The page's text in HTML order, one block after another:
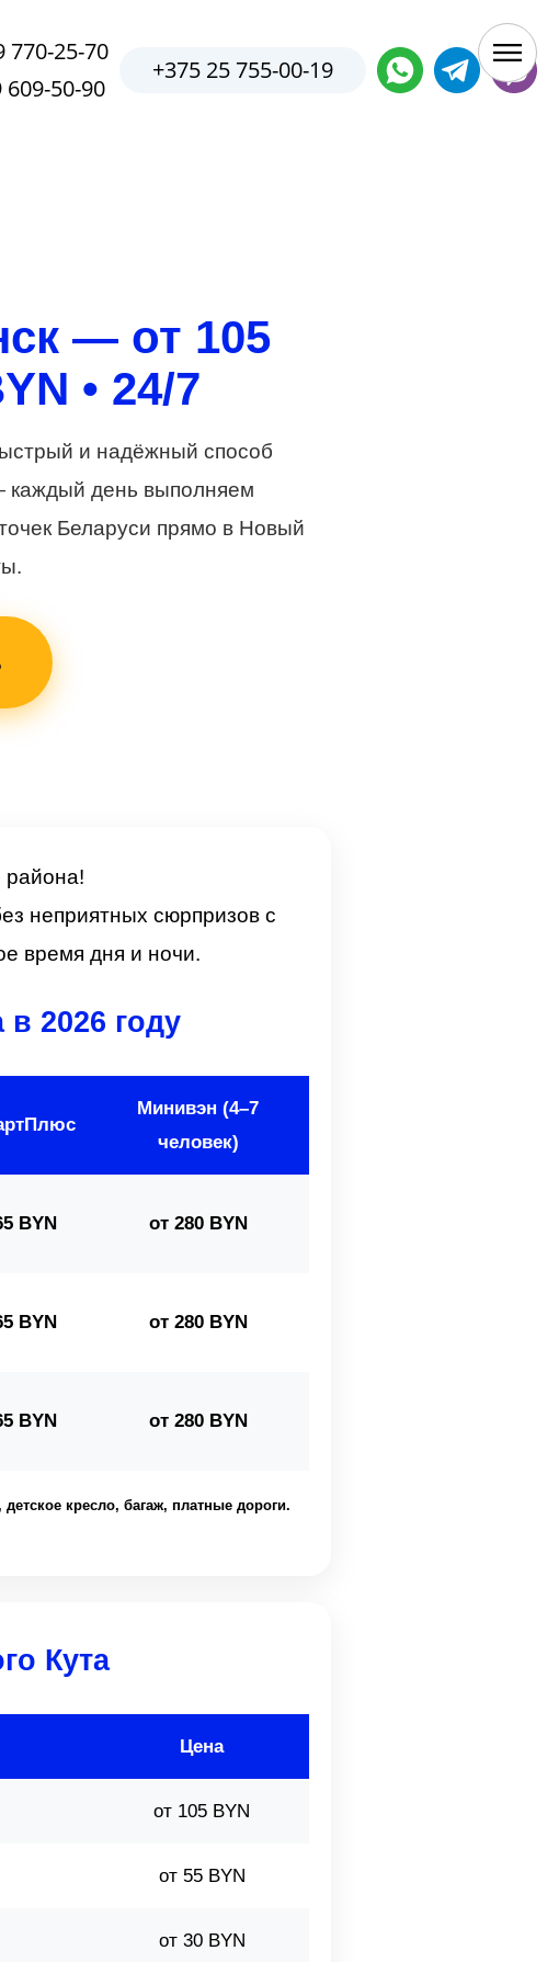
+375 25 755-00-19
770-25-70
50-90
— от 105
• 24/7
и надёжный способ
каждый день выполняем
Беларуси прямо в Новый
района!
неприятных сюрпризов с
время дня и ночи.
в 2026 году
Минивэн (4–7
человек)
BYN от 280 BYN
BYN от 280 BYN
BYN от 280 BYN
кресло, багаж, платные дороги.
Кута
Цена
от 105 BYN
от 55 BYN
от 30 BYN